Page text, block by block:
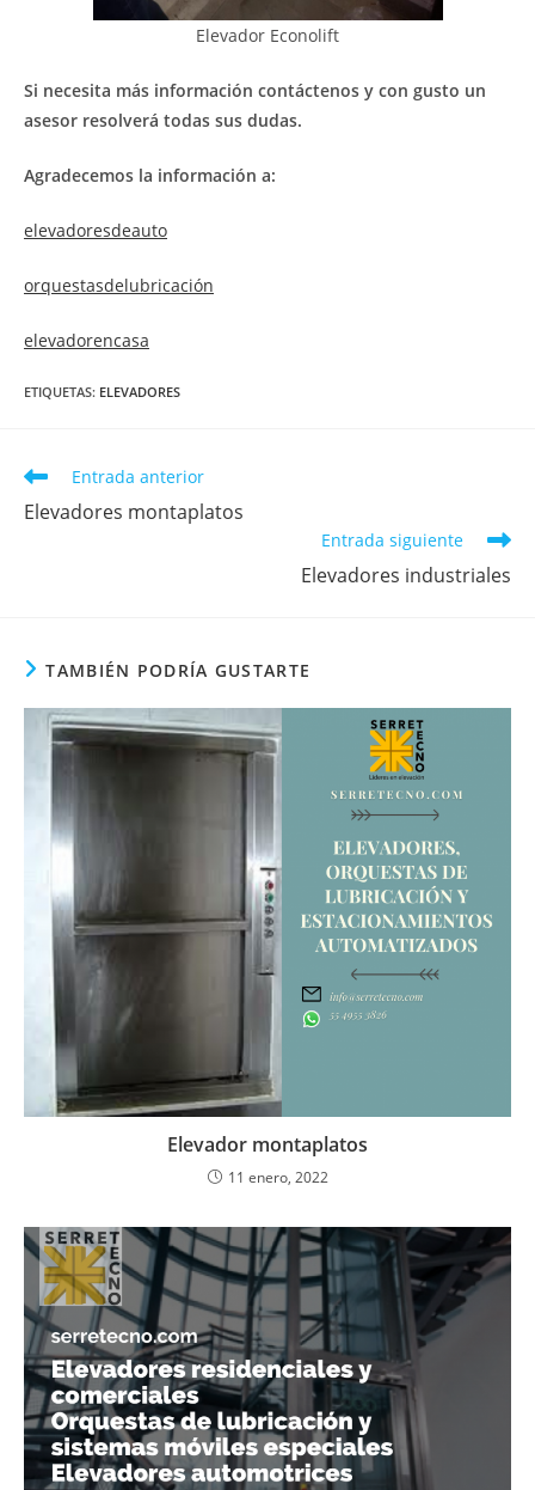
Elevador Econolift
Si necesita más información contáctenos y con gusto un
asesor resolverá todas sus dudas.
Agradecemos la información a:
elevadoresdeauto
orquestasdelubricación
elevadorencasa
ETIQUETAS: ELEVADORES
Entrada anterior
Elevadores montaplatos
Entrada siguiente
Elevadores industriales
TAMBIÉN PODRÍA GUSTARTE
Elevador montaplatos
11 enero, 2022